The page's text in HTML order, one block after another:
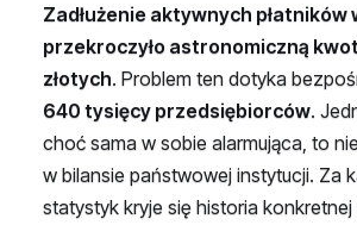
Zadłużenie aktywnych płatników
przekroczyło astronomiczną
złotych. Problem ten dotyka
640 tysięcy przedsiębiorców.
choć sama w sobie alarmująca, to
w bilansie państwowej instytucji. Za
statystyk kryje się historia konkretnej